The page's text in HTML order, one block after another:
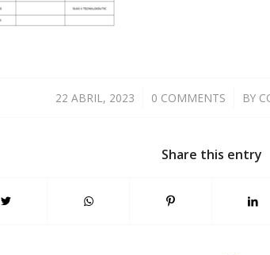
22 ABRIL, 2023
/ 0 COMMENTS
/ BY
Share this entry